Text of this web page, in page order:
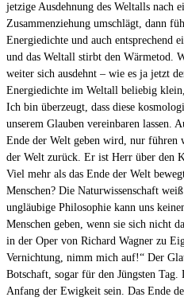
jetzige Ausdehnung des Weltalls nach
Zusammenziehung umschlägt, dann
Energiedichte und auch entsprechend
und das Weltall stirbt den Wärmetod.
weiter sich ausdehnt – wie es ja jetzt
Energiedichte im Weltall beliebig
Ich bin überzeugt, dass diese
unserem Glauben vereinbaren lassen.
Ende der Welt geben wird, nur führen
der Welt zurück. Er ist Herr über den
Viel mehr als das Ende der Welt
Menschen? Die Naturwissenschaft
ungläubige Philosophie kann uns
Menschen geben, wenn sie sich nicht
in der Oper von Richard Wagner zu
Vernichtung, nimm mich auf!“ Der
Botschaft, sogar für den Jüngsten
Anfang der Ewigkeit sein. Das Ende